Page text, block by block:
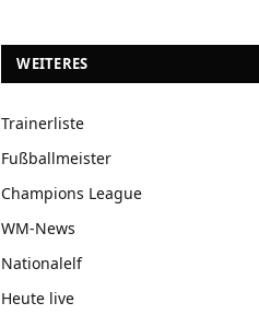
WEITERES
Trainerliste
Fußballmeister
Champions League
WM-News
Nationalelf
Heute live